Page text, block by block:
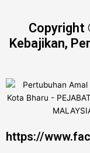
Copyright
Kebajikan,
https://